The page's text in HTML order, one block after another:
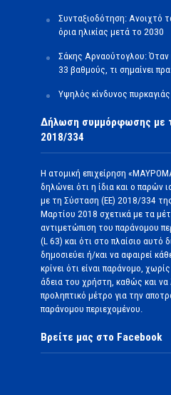
Συνταξιοδότηση: Ανοιχτό
όρια ηλικίας μετά το 2030
Σάκης Αρναούτογλου: Όταν
33 βαθμούς, τι σημαίνει
Υψηλός κίνδυνος
Δήλωση συμμόρφωσης με
2018/334
Η ατομική επιχείρηση
δηλώνει ότι η ίδια και ο παρών
με τη Σύσταση (ΕΕ) 2018/334
Μαρτίου 2018 σχετικά με τα
αντιμετώπιση του παράνομου
(L 63) και ότι στο πλαίσιο αυτό
δημοσιεύει ή/και να αφαιρεί
κρίνει ότι είναι παράνομο,
άδεια του χρήστη, καθώς και να
προληπτικό μέτρο για την
παράνομου περιεχομένου.
Βρείτε μας στο Facebook